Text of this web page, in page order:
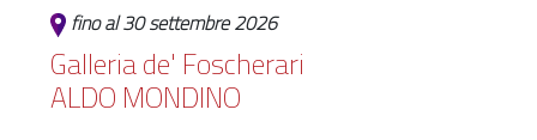
fino al 30 settembre 2026
Galleria de' Foscherari
ALDO MONDINO